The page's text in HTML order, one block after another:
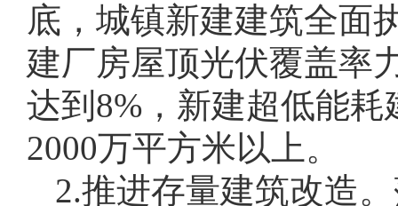
底，城镇新建建筑全面
建厂房屋顶光伏覆盖率
达到8%，新建超低能
2000万平方米以上。
2.推进存量建筑改造